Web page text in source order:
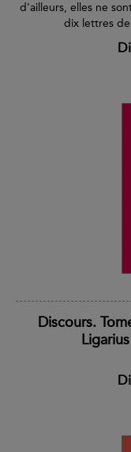
d'ailleurs, elles ne
dix lettres
Discours.